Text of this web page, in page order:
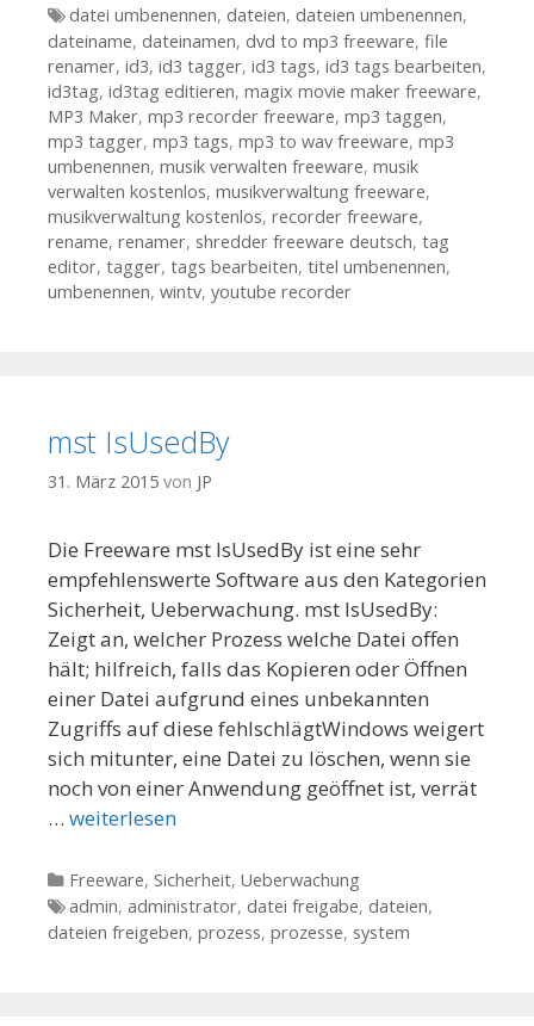
Tags
datei umbenennen, dateien, dateien umbenennen,
dateiname, dateinamen, dvd to mp3 freeware, file
renamer, id3, id3 tagger, id3 tags, id3 tags bearbeiten,
id3tag, id3tag editieren, magix movie maker freeware,
MP3 Maker, mp3 recorder freeware, mp3 taggen,
mp3 tagger, mp3 tags, mp3 to wav freeware, mp3
umbenennen, musik verwalten freeware, musik
verwalten kostenlos, musikverwaltung freeware,
musikverwaltung kostenlos, recorder freeware,
rename, renamer, shredder freeware deutsch, tag
editor, tagger, tags bearbeiten, titel umbenennen,
umbenennen, wintv, youtube recorder
mst IsUsedBy
31. März 2015 von JP
Die Freeware mst IsUsedBy ist eine sehr
empfehlenswerte Software aus den Kategorien
Sicherheit, Ueberwachung. mst IsUsedBy:
Zeigt an, welcher Prozess welche Datei offen
hält; hilfreich, falls das Kopieren oder Öffnen
einer Datei aufgrund eines unbekannten
Zugriffs auf diese fehlschlägtWindows weigert
sich mitunter, eine Datei zu löschen, wenn sie
noch von einer Anwendung geöffnet ist, verrät
… weiterlesen
Kategorien
Freeware, Sicherheit, Ueberwachung
Tags
admin, administrator, datei freigabe, dateien,
dateien freigeben, prozess, prozesse, system